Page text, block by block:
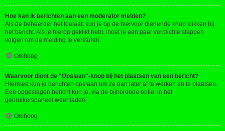
Hoe kan ik berichten aan een moderator melden?
Als de beheerder het toelaat, kun je op de hiervoor dienende knop klikken bij
het bericht. Als je hierop geklikt hebt, moet je een paar verplichte stappen
volgen om de melding te versturen.
Omhoog
Waarvoor dient de "Opslaan"-knop bij het plaatsen van een bericht?
Hiermee kun je berichten opslaan om ze dan later af te werken en te plaatsen.
Een opgeslagen bericht kun je, via de bijhorende optie, in het
gebruikerspaneel weer laden.
Omhoog